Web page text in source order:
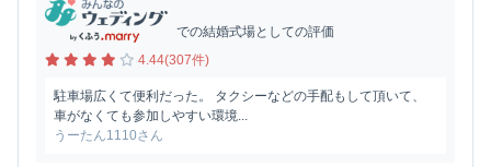
での結婚式場としての評価
4.44(307件)
駐車場広くて便利だった。 タクシーなどの手配もして頂いて、
車がなくても参加しやすい環境...
うーたん1110さん